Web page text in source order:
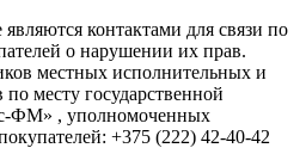
контактами для связи по
о нарушении их прав.
местных исполнительных и
месту государственной
ФМ» , уполномоченных
+375 (222) 42-40-42